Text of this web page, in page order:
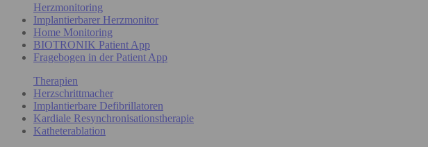
Herzmonitoring
Implantierbarer Herzmonitor
Home Monitoring
BIOTRONIK Patient App
Fragebogen in der Patient App
Therapien
Herzschrittmacher
Implantierbare Defibrillatoren
Kardiale Resynchronisationstherapie
Katheterablation